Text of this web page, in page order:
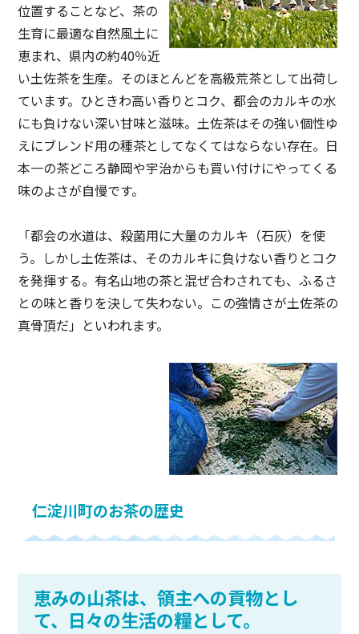
位置することなど、茶の
生育に最適な自然風土に
恵まれ、県内の約40％近
い土佐茶を生産。そのほとんどを高級荒茶として出荷し
ています。ひときわ高い香りとコク、都会のカルキの水
にも負けない深い甘味と滋味。土佐茶はその強い個性ゆ
えにブレンド用の種茶としてなくてはならない存在。日
本一の茶どころ静岡や宇治からも買い付けにやってくる
味のよさが自慢です。
「都会の水道は、殺菌用に大量のカルキ（石灰）を使
う。しかし土佐茶は、そのカルキに負けない香りとコク
を発揮する。有名山地の茶と混ぜ合わされても、ふるさ
との味と香りを決して失わない。この強情さが土佐茶の
真骨頂だ」といわれます。
仁淀川町のお茶の歴史
恵みの山茶は、領主への貢物とし
て、日々の生活の糧として。